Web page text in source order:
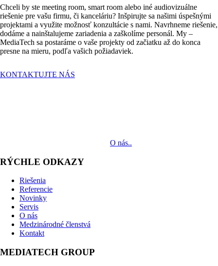
Chceli by ste meeting room, smart room alebo iné audiovizuálne
riešenie pre vašu firmu, či kanceláriu? Inšpirujte sa našimi úspešnými
projektami a využite možnosť konzultácie s nami. Navrhneme riešenie,
dodáme a nainštalujeme zariadenia a zaškolíme personál. My –
MediaTech sa postaráme o vaše projekty od začiatku až do konca
presne na mieru, podľa vašich požiadaviek.
KONTAKTUJTE NÁS
O nás..
RÝCHLE ODKAZY
Riešenia
Referencie
Novinky
Servis
O nás
Medzinárodné členstvá
Kontakt
MEDIATECH GROUP